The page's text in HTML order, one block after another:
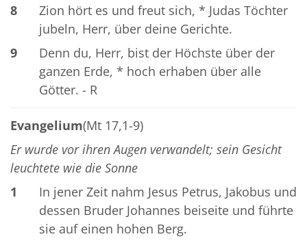
8
Zion hört es und freut sich, * Judas Töchter
jubeln, Herr, über deine Gerichte.
9
Denn du, Herr, bist der Höchste über der
ganzen Erde, * hoch erhaben über alle
Götter. - R
Evangelium(Mt 17,1-9)
Er wurde vor ihren Augen verwandelt; sein Gesicht
leuchtete wie die Sonne
1
In jener Zeit nahm Jesus Petrus, Jakobus und
dessen Bruder Johannes beiseite und führte
sie auf einen hohen Berg.